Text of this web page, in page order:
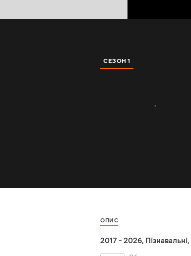
СЕЗОН 1
ОПИС
2017 - 2026, Пізнавальні,